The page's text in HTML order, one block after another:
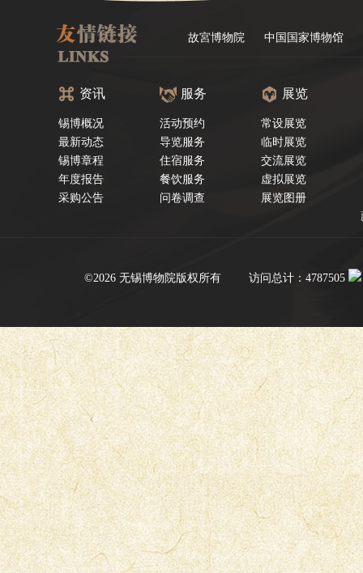
故宮博物院 中国国家博物馆
资讯
锡博概况
最新动态
锡博章程
年度报告
采购公告
服务
活动预约
导览服务
住宿服务
餐饮服务
问卷调查
展览
常设展览
临时展览
交流展览
虚拟展览
展览图册
©2026 无锡博物院版权所有 访问总计：4787505